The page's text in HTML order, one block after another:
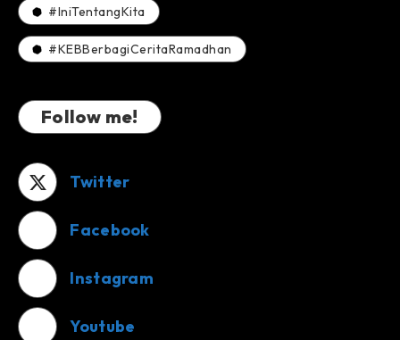
#IniTentangKita
#KEBBerbagiCeritaRamadhan
Follow me!
Twitter
Facebook
Instagram
Youtube